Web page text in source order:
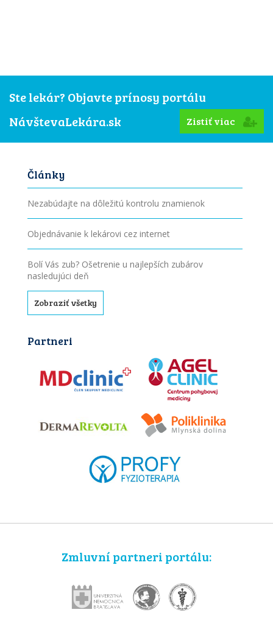
Ste lekár? Objavte prínosy portálu
NávštevaLekára.sk
Zistiť viac
Články
Nezabúdajte na dôležitú kontrolu znamienok
Objednávanie k lekárovi cez internet
Bolí Vás zub? Ošetrenie u najlepších zubárov
nasledujúci deň
Zobraziť všetky
Partneri
Zmluvní partneri portálu: